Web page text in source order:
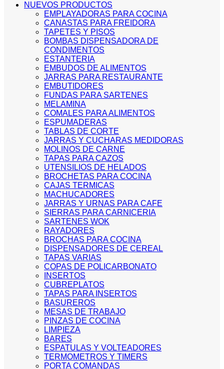
NUEVOS PRODUCTOS
EMPLAYADORAS PARA COCINA
CANASTAS PARA FREIDORA
TAPETES Y PISOS
BOMBAS DISPENSADORA DE
CONDIMENTOS
ESTANTERIA
EMBUDOS DE ALIMENTOS
JARRAS PARA RESTAURANTE
EMBUTIDORES
FUNDAS PARA SARTENES
MELAMINA
COMALES PARA ALIMENTOS
ESPUMADERAS
TABLAS DE CORTE
JARRAS Y CUCHARAS MEDIDORAS
MOLINOS DE CARNE
TAPAS PARA CAZOS
UTENSILIOS DE HELADOS
BROCHETAS PARA COCINA
CAJAS TERMICAS
MACHUCADORES
JARRAS Y URNAS PARA CAFE
SIERRAS PARA CARNICERIA
SARTENES WOK
RAYADORES
BROCHAS PARA COCINA
DISPENSADORES DE CEREAL
TAPAS VARIAS
COPAS DE POLICARBONATO
INSERTOS
CUBREPLATOS
TAPAS PARA INSERTOS
BASUREROS
MESAS DE TRABAJO
PINZAS DE COCINA
LIMPIEZA
BARES
ESPATULAS Y VOLTEADORES
TERMOMETROS Y TIMERS
PORTA COMANDAS